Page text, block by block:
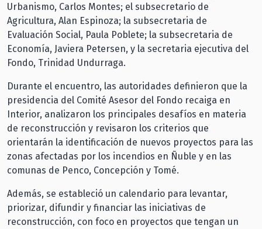
Urbanismo, Carlos Montes; el subsecretario de
Agricultura, Alan Espinoza; la subsecretaria de
Evaluación Social, Paula Poblete; la subsecretaria de
Economía, Javiera Petersen, y la secretaria ejecutiva del
Fondo, Trinidad Undurraga.
Durante el encuentro, las autoridades definieron que la
presidencia del Comité Asesor del Fondo recaiga en
Interior, analizaron los principales desafíos en materia
de reconstrucción y revisaron los criterios que
orientarán la identificación de nuevos proyectos para las
zonas afectadas por los incendios en Ñuble y en las
comunas de Penco, Concepción y Tomé.
Además, se estableció un calendario para levantar,
priorizar, difundir y financiar las iniciativas de
reconstrucción, con foco en proyectos que tengan un